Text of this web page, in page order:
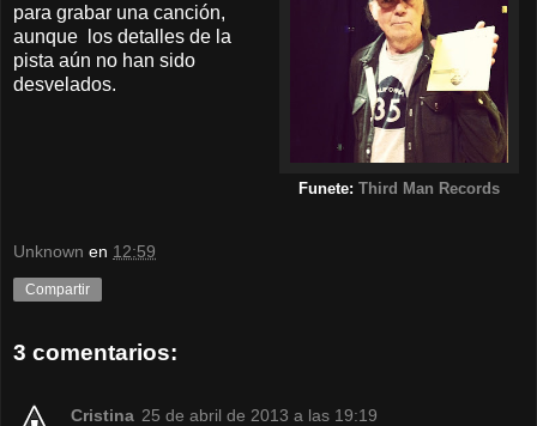
Funete: Third Man Records
para grabar una canción,
aunque los detalles de la
pista aún no han sido
desvelados.
Unknown en 12:59
Compartir
3 comentarios:
Cristina 25 de abril de 2013 a las 19:19